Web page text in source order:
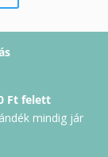
Ft felett
mindig jár